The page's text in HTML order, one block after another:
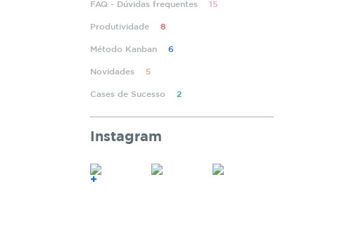
FAQ - Dúvidas frequentes 15
Produtividade 8
Método Kanban 6
Novidades 5
Cases de Sucesso 2
Instagram
+